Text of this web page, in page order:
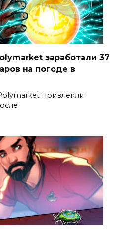
заработали 37
на погоде в
привлекли